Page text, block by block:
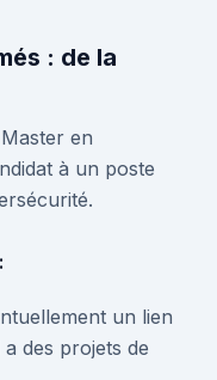
: de la
en
à un poste
un lien
des projets de